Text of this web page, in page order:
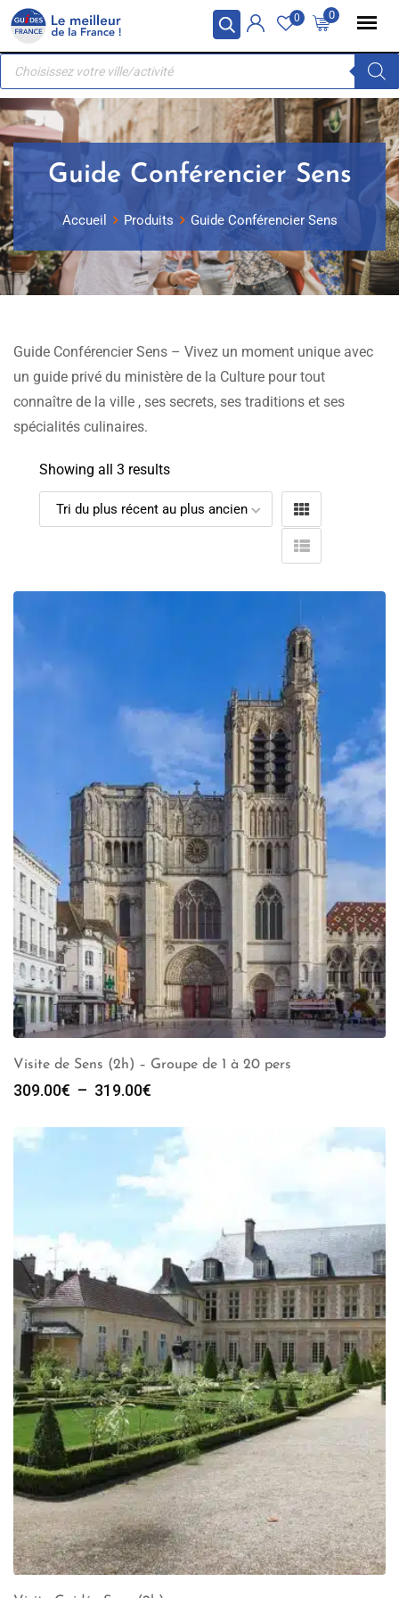
Panneau de gestion des cookies
Skip
content
0
0
Recherche
produits
Guide Conférencier Sens
Accueil Produits Guide Conférencier Sens
Guide Conférencier Sens – Vivez un moment unique avec
un guide privé du ministère de la Culture pour tout
connaître de la ville , ses secrets, ses traditions et ses
spécialités culinaires.
Showing all 3 results
Visite de Sens (2h) – Groupe de 1 à 20 pers
309.00€ – 319.00€
prix :
309.00€
319.00€